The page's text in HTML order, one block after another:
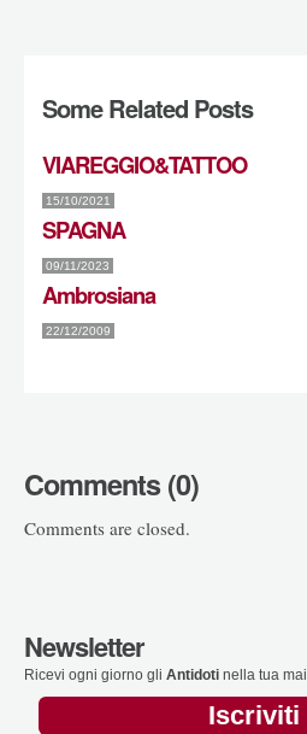
Some Related Posts
VIAREGGIO&TATTOO
15/10/2021
SPAGNA
09/11/2023
Ambrosiana
22/12/2009
Comments (0)
Comments are closed.
Newsletter
Ricevi ogni giorno gli Antidoti nella tua mail
Iscriviti